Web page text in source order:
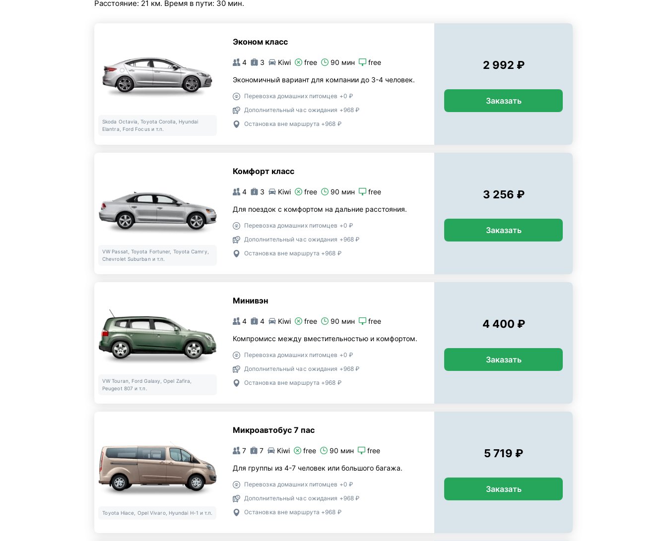
Расстояние: 21 км. Время в пути: 30 мин.
Skoda Octavia, Toyota Corolla, Hyundai
Elantra, Ford Focus и т.п.
Эконом класс
4 3 Kiwi free 90 мин free
Экономичный вариант для компании до 3-4 человек.
Перевозка домашних питомцев +0 ₽
Дополнительный час ожидания +968 ₽
Остановка вне маршрута +968 ₽
2 992 ₽
Заказать
VW Passat, Toyota Fortuner, Toyota Camry,
Chevrolet Suburban и т.п.
Комфорт класс
4 3 Kiwi free 90 мин free
Для поездок с комфортом на дальние расстояния.
Перевозка домашних питомцев +0 ₽
Дополнительный час ожидания +968 ₽
Остановка вне маршрута +968 ₽
3 256 ₽
Заказать
VW Touran, Ford Galaxy, Opel Zafira,
Peugeot 807 и т.п.
Минивэн
4 4 Kiwi free 90 мин free
Компромисс между вместительностью и комфортом.
Перевозка домашних питомцев +0 ₽
Дополнительный час ожидания +968 ₽
Остановка вне маршрута +968 ₽
4 400 ₽
Заказать
Toyota Hiace, Opel Vivaro, Hyundai H-1 и т.п.
Микроавтобус 7 пас
7 7 Kiwi free 90 мин free
Для группы из 4-7 человек или большого багажа.
Перевозка домашних питомцев +0 ₽
Дополнительный час ожидания +968 ₽
Остановка вне маршрута +968 ₽
5 719 ₽
Заказать